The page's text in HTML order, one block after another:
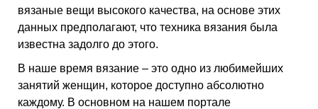
вязаные вещи высокого качества, на основе этих
данных предполагают, что техника вязания была
известна задолго до этого.
В наше время вязание – это одно из любимейших
занятий женщин, которое доступно абсолютно
каждому. В основном на нашем портале